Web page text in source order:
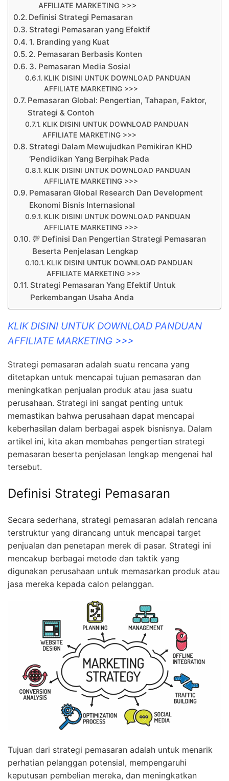
AFFILIATE MARKETING >>>
Definisi Strategi Pemasaran
Strategi Pemasaran yang Efektif
1. Branding yang Kuat
2. Pemasaran Berbasis Konten
3. Pemasaran Media Sosial
KLIK DISINI UNTUK DOWNLOAD PANDUAN
AFFILIATE MARKETING >>>
Pemasaran Global: Pengertian, Tahapan, Faktor,
Strategi & Contoh
KLIK DISINI UNTUK DOWNLOAD PANDUAN
AFFILIATE MARKETING >>>
Strategi Dalam Mewujudkan Pemikiran KHD
‘Pendidikan Yang Berpihak Pada
KLIK DISINI UNTUK DOWNLOAD PANDUAN
AFFILIATE MARKETING >>>
Pemasaran Global Research Dan Development
Ekonomi Bisnis Internasional
KLIK DISINI UNTUK DOWNLOAD PANDUAN
AFFILIATE MARKETING >>>
💯 Definisi Dan Pengertian Strategi Pemasaran
Beserta Penjelasan Lengkap
KLIK DISINI UNTUK DOWNLOAD PANDUAN
AFFILIATE MARKETING >>>
Strategi Pemasaran Yang Efektif Untuk
Perkembangan Usaha Anda
KLIK DISINI UNTUK DOWNLOAD PANDUAN
AFFILIATE MARKETING >>>
Strategi pemasaran adalah suatu rencana yang
ditetapkan untuk mencapai tujuan pemasaran dan
meningkatkan penjualan produk atau jasa suatu
perusahaan. Strategi ini sangat penting untuk
memastikan bahwa perusahaan dapat mencapai
keberhasilan dalam berbagai aspek bisnisnya. Dalam
artikel ini, kita akan membahas pengertian strategi
pemasaran beserta penjelasan lengkap mengenai hal
tersebut.
Definisi Strategi Pemasaran
Secara sederhana, strategi pemasaran adalah rencana
terstruktur yang dirancang untuk mencapai target
penjualan dan penetapan merek di pasar. Strategi ini
mencakup berbagai metode dan taktik yang
digunakan perusahaan untuk memasarkan produk atau
jasa mereka kepada calon pelanggan.
Tujuan dari strategi pemasaran adalah untuk menarik
perhatian pelanggan potensial, mempengaruhi
keputusan pembelian mereka, dan meningkatkan